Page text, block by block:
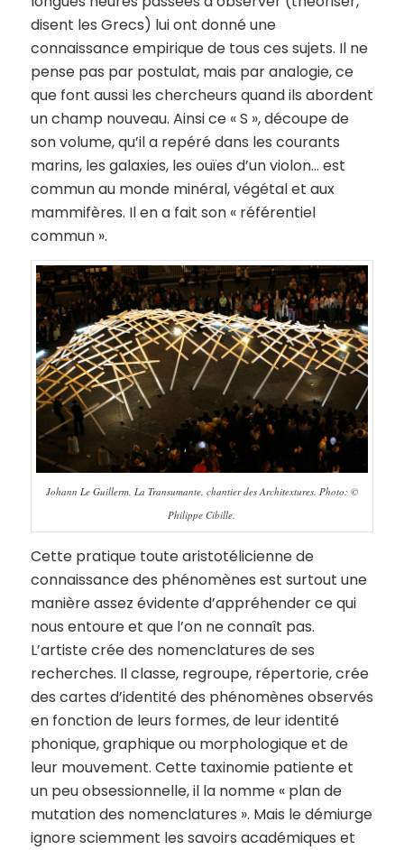
disent les Grecs) lui ont donné une
connaissance empirique de tous ces sujets. Il ne
pense pas par postulat, mais par analogie, ce
que font aussi les chercheurs quand ils abordent
un champ nouveau. Ainsi ce « S », découpe de
son volume, qu’il a repéré dans les courants
marins, les galaxies, les ouïes d’un violon… est
commun au monde minéral, végétal et aux
mammifères. Il en a fait son « référentiel
commun ».
Johann Le Guillerm, La Transumante, chantier des Architextures. Photo: ©
Philippe Cibille.
Cette pratique toute aristotélicienne de
connaissance des phénomènes est surtout une
manière assez évidente d’appréhender ce qui
nous entoure et que l’on ne connaît pas.
L’artiste crée des nomenclatures de ses
recherches. Il classe, regroupe, répertorie, crée
des cartes d’identité des phénomènes observés
en fonction de leurs formes, de leur identité
phonique, graphique ou morphologique et de
leur mouvement. Cette taxinomie patiente et
un peu obsessionnelle, il la nomme « plan de
mutation des nomenclatures ». Mais le démiurge
ignore sciemment les savoirs académiques et